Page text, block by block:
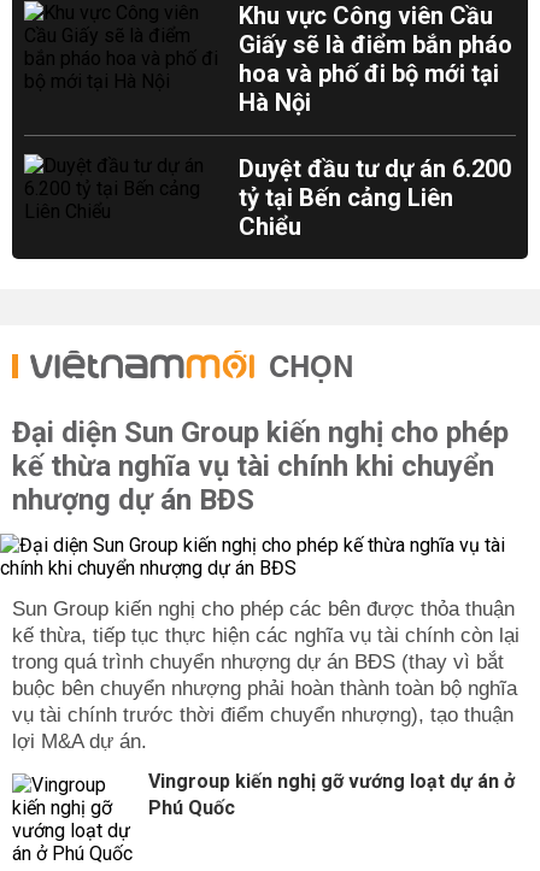
Khu vực Công viên Cầu
Giấy sẽ là điểm bắn pháo
hoa và phố đi bộ mới tại
Hà Nội
Duyệt đầu tư dự án 6.200
tỷ tại Bến cảng Liên
Chiểu
CHỌN
Đại diện Sun Group kiến nghị cho phép
kế thừa nghĩa vụ tài chính khi chuyển
nhượng dự án BĐS
Sun Group kiến nghị cho phép các bên được thỏa thuận
kế thừa, tiếp tục thực hiện các nghĩa vụ tài chính còn lại
trong quá trình chuyển nhượng dự án BĐS (thay vì bắt
buộc bên chuyển nhượng phải hoàn thành toàn bộ nghĩa
vụ tài chính trước thời điểm chuyển nhượng), tạo thuận
lợi M&A dự án.
Vingroup kiến nghị gỡ vướng loạt dự án ở
Phú Quốc